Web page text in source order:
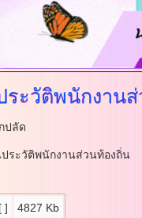
ะวัติพนักงาน
ปลัด
ระวัติพนักงานส่วนท้องถิ่น
[ ] 4827 Kb